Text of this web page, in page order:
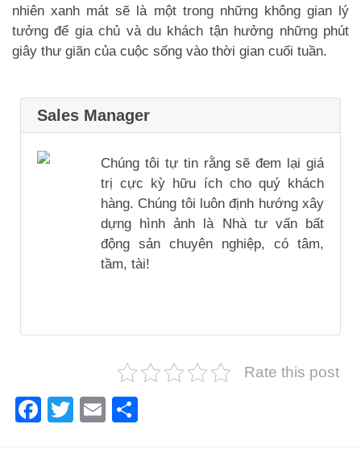
nhiên xanh mát sẽ là một trong những không gian lý
tưởng để gia chủ và du khách tận hưởng những phút
giây thư giãn của cuộc sống vào thời gian cuối tuần.
Sales Manager
Chúng tôi tự tin rằng sẽ đem lại giá
trị cực kỳ hữu ích cho quý khách
hàng. Chúng tôi luôn định hướng xây
dựng hình ảnh là Nhà tư vấn bất
động sản chuyên nghiệp, có tâm,
tầm, tài!
Rate this post
Facebook
Twitter
Email